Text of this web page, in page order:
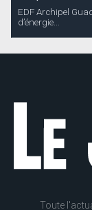
EDF Archipel
d’énergie...
Toute